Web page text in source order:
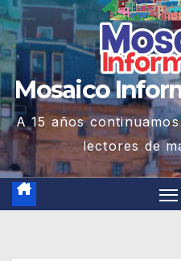
Mosaico
A 15 años
lectores de